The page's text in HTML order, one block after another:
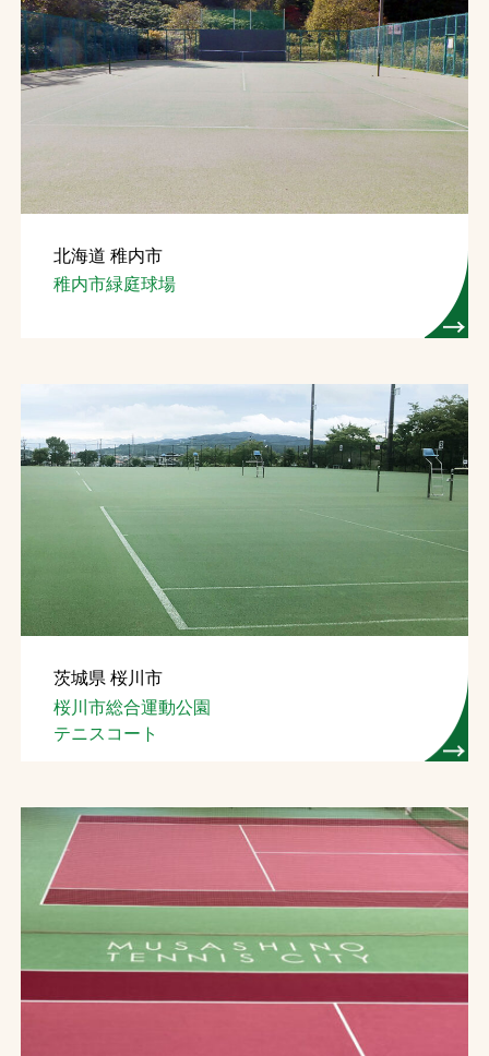
北海道 稚内市
稚内市緑庭球場
茨城県 桜川市
桜川市総合運動公園
テニスコート